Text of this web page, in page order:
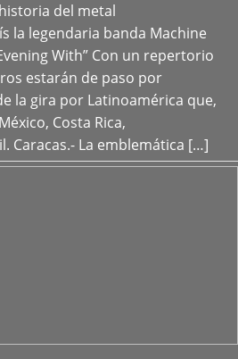
del metal
la legendaria banda Machine
With” Con un repertorio
estarán de paso por
la gira por Latinoamérica que,
Costa Rica,
Caracas.- La emblemática […]
+